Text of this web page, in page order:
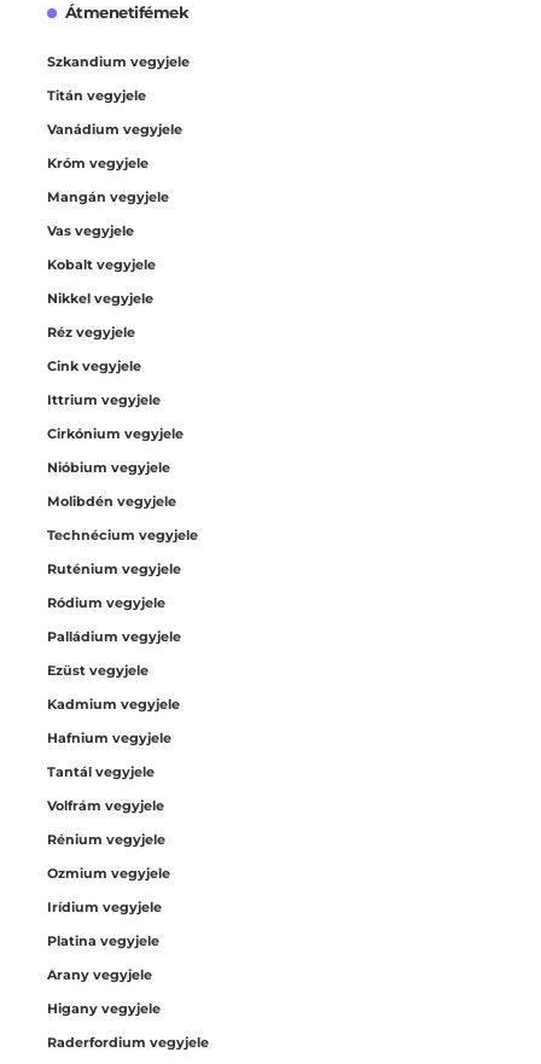
Átmenetifémek
Szkandium vegyjele
Titán vegyjele
Vanádium vegyjele
Króm vegyjele
Mangán vegyjele
Vas vegyjele
Kobalt vegyjele
Nikkel vegyjele
Réz vegyjele
Cink vegyjele
Ittrium vegyjele
Cirkónium vegyjele
Nióbium vegyjele
Molibdén vegyjele
Technécium vegyjele
Ruténium vegyjele
Ródium vegyjele
Palládium vegyjele
Ezüst vegyjele
Kadmium vegyjele
Hafnium vegyjele
Tantál vegyjele
Volfrám vegyjele
Rénium vegyjele
Ozmium vegyjele
Irídium vegyjele
Platina vegyjele
Arany vegyjele
Higany vegyjele
Raderfordium vegyjele